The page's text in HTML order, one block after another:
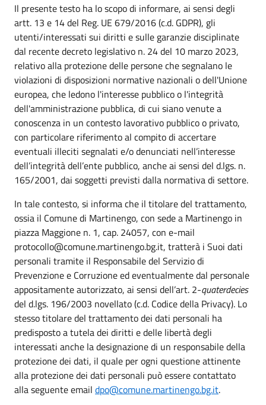
Il presente testo ha lo scopo di informare, ai sensi degli
artt. 13 e 14 del Reg. UE 679/2016 (c.d. GDPR), gli
utenti/interessati sui diritti e sulle garanzie disciplinate
dal recente decreto legislativo n. 24 del 10 marzo 2023,
relativo alla protezione delle persone che segnalano le
violazioni di disposizioni normative nazionali o dell'Unione
europea, che ledono l'interesse pubblico o l'integrità
dell'amministrazione pubblica, di cui siano venute a
conoscenza in un contesto lavorativo pubblico o privato,
con particolare riferimento al compito di accertare
eventuali illeciti segnalati e/o denunciati nell’interesse
dell’integrità dell’ente pubblico, anche ai sensi del d.lgs. n.
165/2001, dai soggetti previsti dalla normativa di settore.
In tale contesto, si informa che il titolare del trattamento,
ossia il Comune di Martinengo, con sede a Martinengo in
piazza Maggione n. 1, cap. 24057, con e-mail
protocollo@comune.martinengo.bg.it, tratterà i Suoi dati
personali tramite il Responsabile del Servizio di
Prevenzione e Corruzione ed eventualmente dal personale
appositamente autorizzato, ai sensi dell’art. 2-quaterdecies
del d.lgs. 196/2003 novellato (c.d. Codice della Privacy). Lo
stesso titolare del trattamento dei dati personali ha
predisposto a tutela dei diritti e delle libertà degli
interessati anche la designazione di un responsabile della
protezione dei dati, il quale per ogni questione attinente
alla protezione dei dati personali può essere contattato
alla seguente email dpo@comune.martinengo.bg.it.